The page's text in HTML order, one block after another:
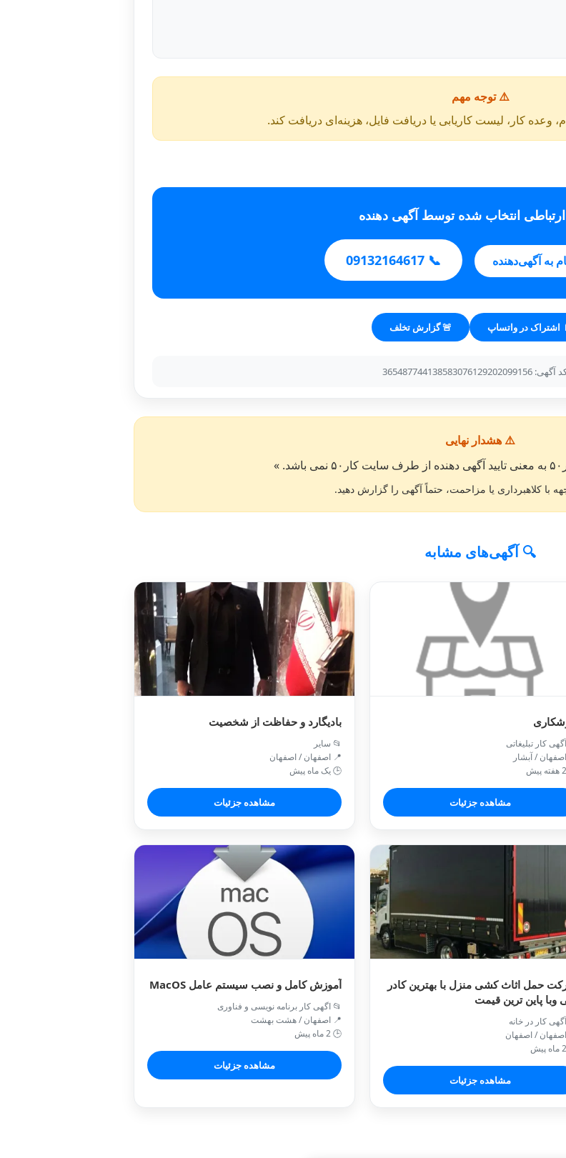
⚠️ توجه مهم
وعده کار، لیست کاریابی یا دریافت فایل، هزینه‌ای دریافت کند.
انتخاب شده توسط آگهی دهنده
به آگهی‌دهنده 📞 09132164617
اشتراک در واتساپ 🚨 گزارش تخلف
⚠️ هشدار نهایی
با کلاهبرداری یا مزاحمت، حتماً آگهی را گزارش دهید.
🔍 آگهی‌های مشابه
کار تبلیغاتی
/ آبشار
مشاهده جزئیات
بادیگارد و حفاظت از شخصیت
📂 سایر
📍 اصفهان / اصفهان
🕒 یک ماه پیش
مشاهده جزئیات
حمل اثاث کشی منزل با بهترین کادر
وبا پاین ترین قیمت
کار در خانه
/ اصفهان
مشاهده جزئیات
آموزش کامل و نصب‌ سیستم عامل MacOS
📂 اگهی کار برنامه نویسی و فناوری
📍 اصفهان / هشت بهشت
🕒 2 ماه پیش
مشاهده جزئیات